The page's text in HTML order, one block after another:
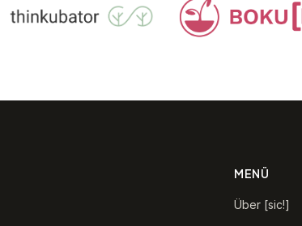
MENÜ
Über [sic!]